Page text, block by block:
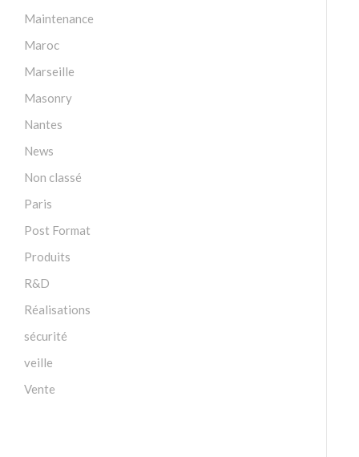
Maintenance
Maroc
Marseille
Masonry
Nantes
News
Non classé
Paris
Post Format
Produits
R&D
Réalisations
sécurité
veille
Vente